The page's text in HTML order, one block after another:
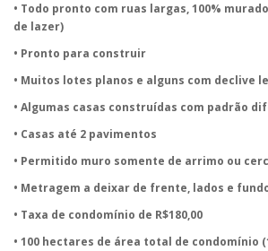
• Todo pronto com ruas largas, 100%
de lazer)
• Pronto para construir
• Muitos lotes planos e alguns com declive
• Algumas casas construídas com padrão
• Casas até 2 pavimentos
• Permitido muro somente de arrimo ou
• Metragem a deixar de frente, lados e
• Taxa de condomínio de R$180,00
• 100 hectares de área total de condomínio